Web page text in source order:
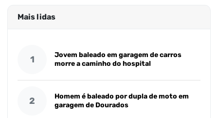
Mais lidas
1
Jovem baleado em garagem de carros
morre a caminho do hospital
2
Homem é baleado por dupla de moto em
garagem de Dourados